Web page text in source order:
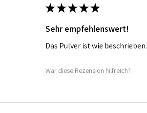
★★★★★
Sehr empfehlenswert!
Das Pulver ist wie beschrieben.
War diese Rezension hilfreich?